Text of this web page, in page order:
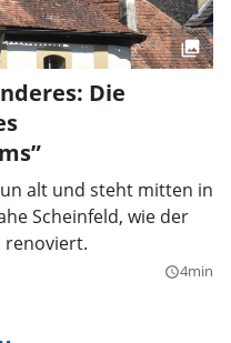
Die
alt und steht mitten in
Scheinfeld, wie der
renoviert.
query_builder4min